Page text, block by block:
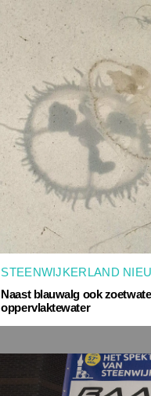
STEENWIJKERLAND
Naast blauwalg ook
oppervlaktewater